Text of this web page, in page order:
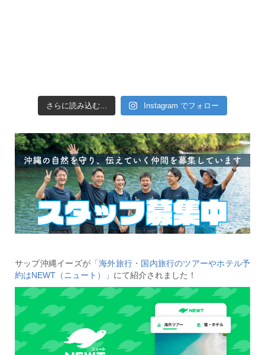
さらに読み込む... Instagram でフォロー
サップ沖縄イーズが 「海外旅行・国内旅行のツアーやホテル予
約はNEWT（ニュート）」 にて紹介されました！